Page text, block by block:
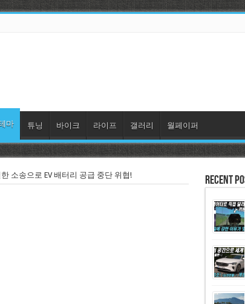
마 튜닝 바이크 라이프 갤러리 월페이퍼
소송으로 EV 배터리 공급 중단 위협! Recent